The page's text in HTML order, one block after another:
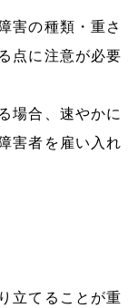
害の種類・重さ
点に注意が必要
場合、速やかに
害者を雇い入れ
立てることが重